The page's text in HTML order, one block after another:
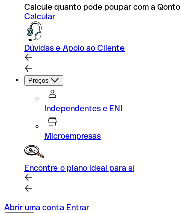
Calcule quanto pode poupar com a Qonto
Calcular
Dúvidas e Apoio ao Cliente
Preços
Independentes e ENI
Microempresas
Encontre o plano ideal para si
Abrir uma conta Entrar